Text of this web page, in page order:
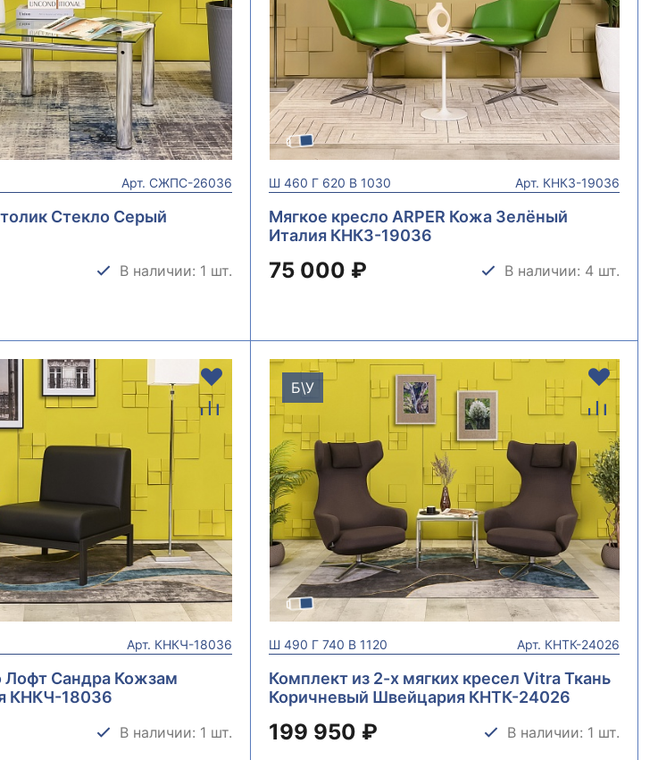
Арт. СЖПС-26036
Стекло Серый
В наличии: 1 шт.
Ш 460 Г 620 В 1030 Арт. КНКЗ-19036
Мягкое кресло ARPER Кожа Зелёный
Италия КНКЗ-19036
75 000 ₽ В наличии: 4 шт.
Арт. КНКЧ-18036
Лофт Сандра Кожзам
КНКЧ-18036
В наличии: 1 шт.
Б\У
Ш 490 Г 740 В 1120 Арт. КНТК-24026
Комплект из 2-х мягких кресел Vitra Ткань
Коричневый Швейцария КНТК-24026
199 950 ₽ В наличии: 1 шт.